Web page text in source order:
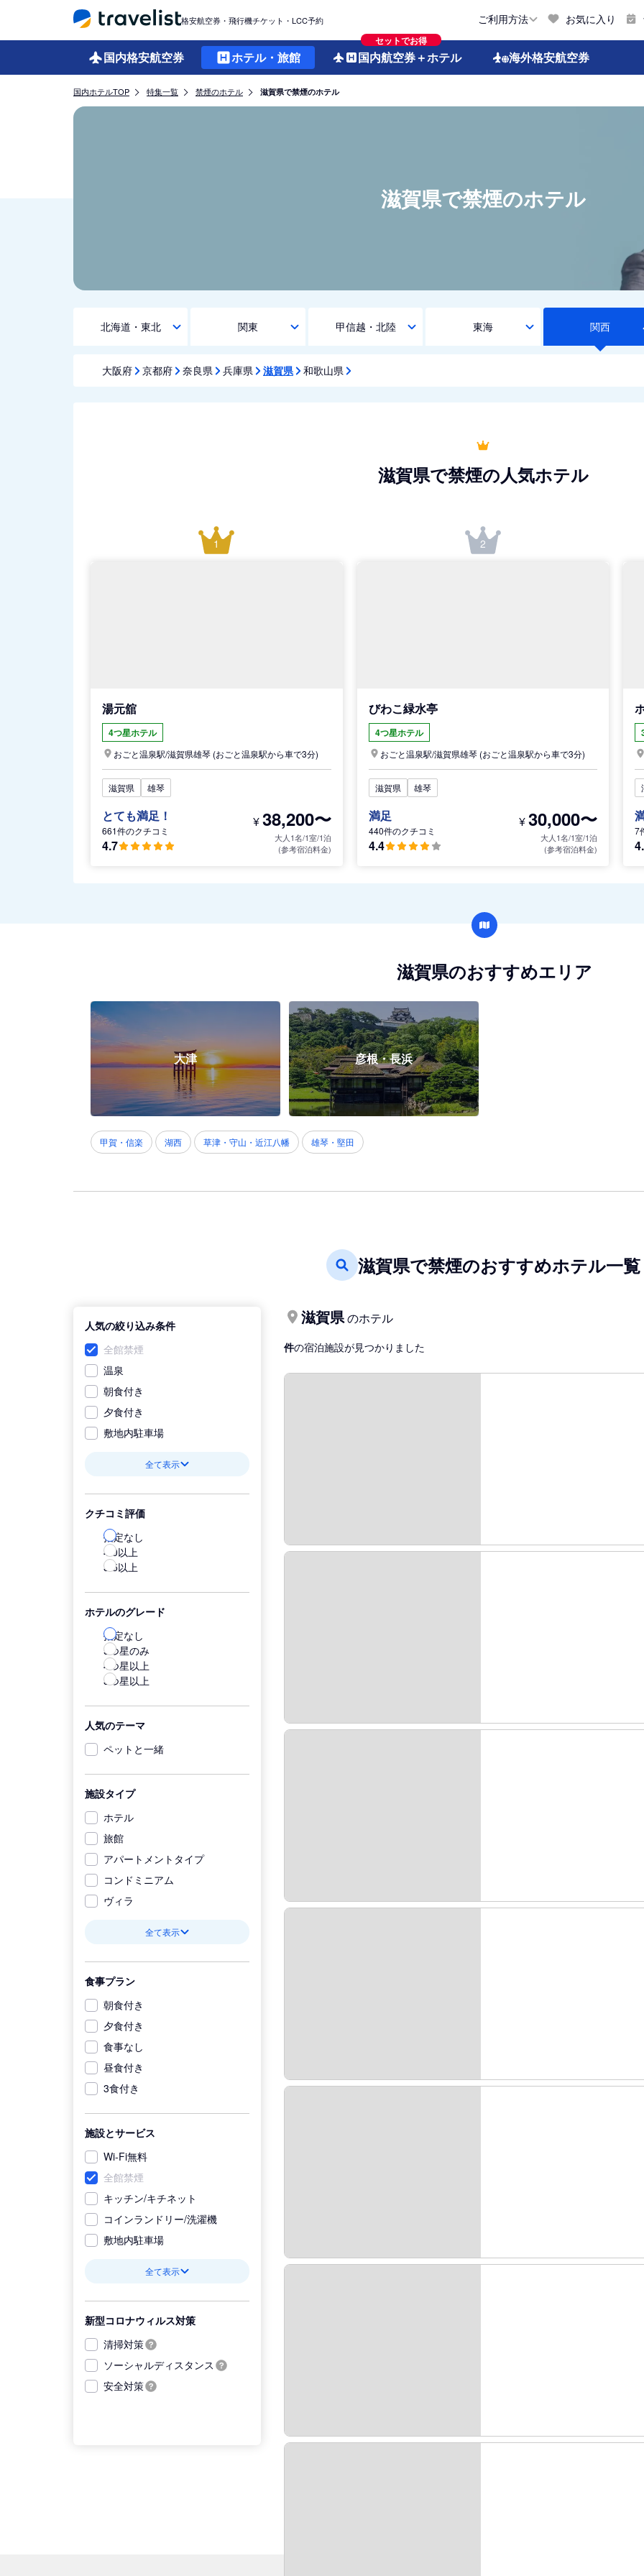
格安航空券・飛行機チケット・LCC予約 ご利用方法 お気に入り
国内格安航空券 ホテル・旅館
セットでお得
国内航空券＋ホテル 海外格安航空券
国内ホテルTOP 特集一覧 禁煙のホテル 滋賀県で禁煙のホテル
滋賀県で禁煙のホテル
北海道・東北 関東 甲信越・北陸 東海 関西
大阪府 京都府 奈良県 兵庫県 滋賀県 和歌山県
滋賀県で禁煙の人気ホテル
1
湯元舘
4つ星ホテル
おごと温泉駅/滋賀県雄琴 (おごと温泉駅から車で3分)
滋賀県 雄琴
とても満足！
661件のクチコミ
4.7
¥38,200〜
大人1名/1室/1泊
(参考宿泊料金)
2
びわこ緑水亭
4つ星ホテル
おごと温泉駅/滋賀県雄琴(おごと温泉駅から車で3分)
滋賀県 雄琴
満足
440件のクチコミ
4.4
¥30,000〜
大人1名/1室/1泊
(参考宿泊料金)
7
滋賀県のおすすめエリア
大津 彦根・長浜
甲賀・信楽 湖西 草津・守山・近江八幡 雄琴・堅田
滋賀県で禁煙のおすすめホテル一覧
人気の絞り込み条件
全館禁煙
温泉
朝食付き
夕食付き
敷地内駐車場
全て表示
クチコミ評価
指定なし
4.0以上
3.5以上
ホテルのグレード
指定なし
5つ星のみ
4つ星以上
3つ星以上
人気のテーマ
ペットと一緒
施設タイプ
ホテル
旅館
アパートメントタイプ
コンドミニアム
ヴィラ
全て表示
食事プラン
朝食付き
夕食付き
食事なし
昼食付き
3食付き
施設とサービス
Wi-Fi無料
全館禁煙
キッチン/キチネット
コインランドリー/洗濯機
敷地内駐車場
全て表示
新型コロナウィルス対策
清掃対策
ソーシャルディスタンス
安全対策
滋賀県のホテル
件の宿泊施設が見つかりました